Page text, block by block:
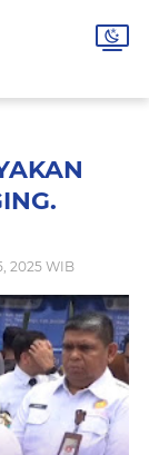
2025 WIB